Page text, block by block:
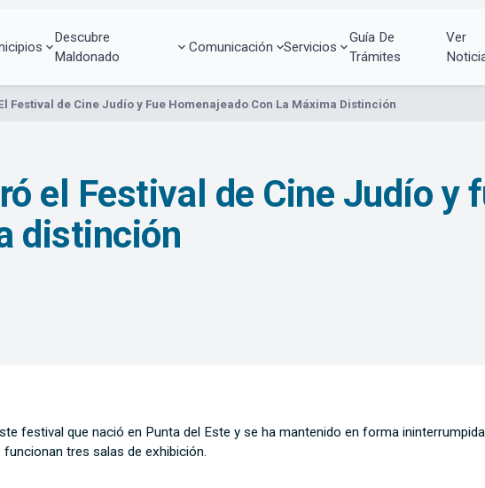
Descubre
Maldonado
Comunicación Servicios
Guía De
Trámites
Ver
Festival de Cine Judío y Fue Homenajeado Con La Máxima Distinción
el Festival de Cine Judío y
distinción
festival que nació en Punta del Este y se ha mantenido en forma
tres salas de exhibición.